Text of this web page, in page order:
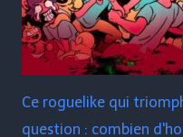
Ce roguelike qui
question : combien